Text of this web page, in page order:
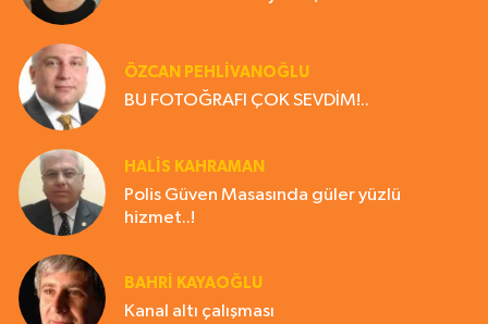
ÖZCAN PEHLİVANOĞLU
BU FOTOĞRAFI ÇOK SEVDİM!..
HALIS KAHRAMAN
Polis Güven Masasında güler yüzlü
hizmet..!
BAHRI KAYAOĞLU
Kanal altı çalışması